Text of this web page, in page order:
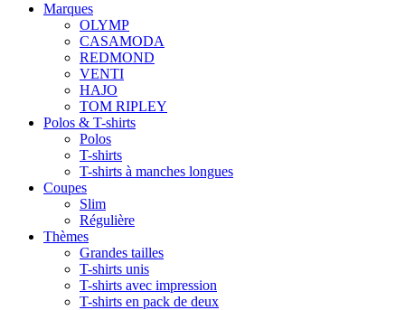
Marques
OLYMP
CASAMODA
REDMOND
VENTI
HAJO
TOM RIPLEY
Polos & T-shirts
Polos
T-shirts
T-shirts à manches longues
Coupes
Slim
Régulière
Thèmes
Grandes tailles
T-shirts unis
T-shirts avec impression
T-shirts en pack de deux